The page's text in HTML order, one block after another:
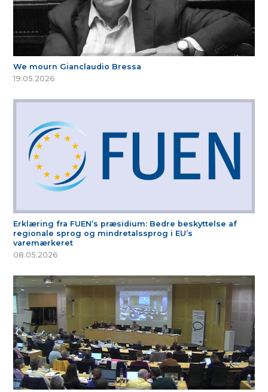
We mourn Gianclaudio Bressa
19.05.2026
Erklæring fra FUEN’s præsidium: Bedre beskyttelse af
regionale sprog og mindretalssprog i EU’s
varemærkeret
08.05.2026